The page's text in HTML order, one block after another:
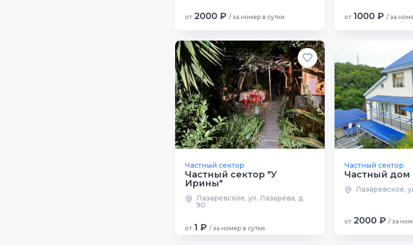
от 2000 ₽ / за номер в сутки от 1000 ₽ / за
Частный сектор
Частный сектор "У
Ирины"
Лазаревское, ул. Лазарева, д.
90
от 1 ₽ / за номер в сутки
Частный сектор
Частный дом
Лазаревское,
от 2000 ₽ / за